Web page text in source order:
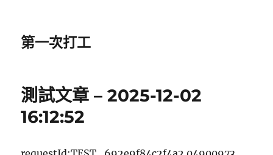
第一次打工
測試文章 – 2025-12-02
16:12:52